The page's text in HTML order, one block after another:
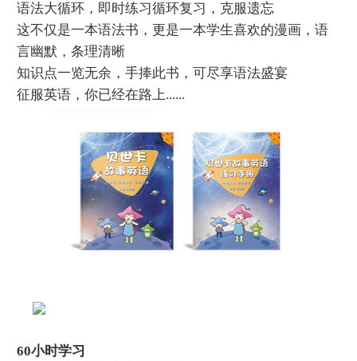
语法大循环，即时练习循环复习，克服遗忘
这不仅是一本语法书，更是一本学生喜欢的漫画，语
言幽默，条理清晰
知识点一览无余，手捧此书，可尽享语法盛宴
征服英语，你已经在路上......
60小时学习